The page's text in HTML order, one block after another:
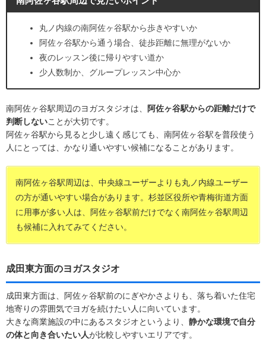
丸ノ内線の南阿佐ヶ谷駅から歩きやすいか
阿佐ヶ谷駅から通う場合、徒歩距離に無理がないか
夜のレッスン後に帰りやすい道か
少人数制か、グループレッスン中心か
南阿佐ヶ谷駅周辺のヨガスタジオは、
阿佐ヶ谷駅からの距離だけで
判断しないことが大切です。
阿佐ヶ谷駅から見ると少し遠く感じても、南阿佐ヶ谷駅を普段使う
人にとっては、かなり通いやすい候補になることがあります。
南阿佐ヶ谷駅周辺は、中央線ユーザーよりも丸ノ内線ユーザー
の方が通いやすい場合があります。杉並区役所や青梅街道方面
に用事が多い人は、阿佐ヶ谷駅前だけでなく南阿佐ヶ谷駅周辺
も候補に入れてみてください。
成田東方面のヨガスタジオ
成田東方面は、阿佐ヶ谷駅前のにぎやかさよりも、落ち着いた住宅
地寄りの雰囲気でヨガを続けたい人に向いています。
大きな商業施設の中にあるスタジオというより、 静かな環境で自分
の体と向き合いたい人が比較しやすいエリアです。